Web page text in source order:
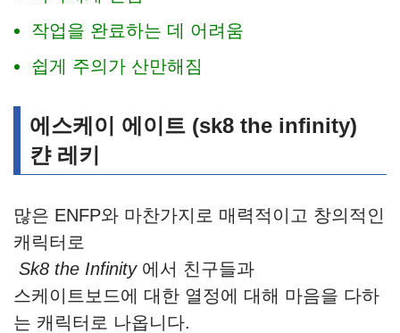
작업을 완료하는 데 어려움
쉽게 주의가 산만해짐
에스케이 에이트 (sk8 the infinity)
캰 레키
많은 ENFP와 마찬가지로 매력적이고 창의적인
캐릭터로
Sk8 the Infinity에서 친구들과
스케이트보드에 대한 열정에 대해 마음을 다하
는 캐릭터로 나옵니다.